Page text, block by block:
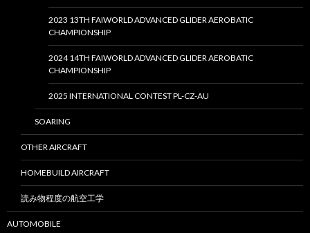
2023 13TH FAIWORLD ADVANCED GLIDER AEROBATIC
CHAMPIONSHIP
2024 14TH FAIWORLD ADVANCED GLIDER AEROBATIC
CHAMPIONSHIP
2025 INTERNATIONAL CONTEST PL-CZ-AU
SOARING
OTHER AIRCRAFT
HOMEBUILD AIRCRAFT
読み物程度の航空工学
AUTOMOBILE